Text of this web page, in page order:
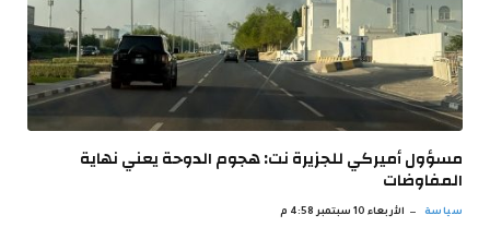
مسؤول أميركي للجزيرة نت: هجوم الدوحة يعني نهاية
المفاوضات
سياسة الأربعاء 10 سبتمبر 4:58 م